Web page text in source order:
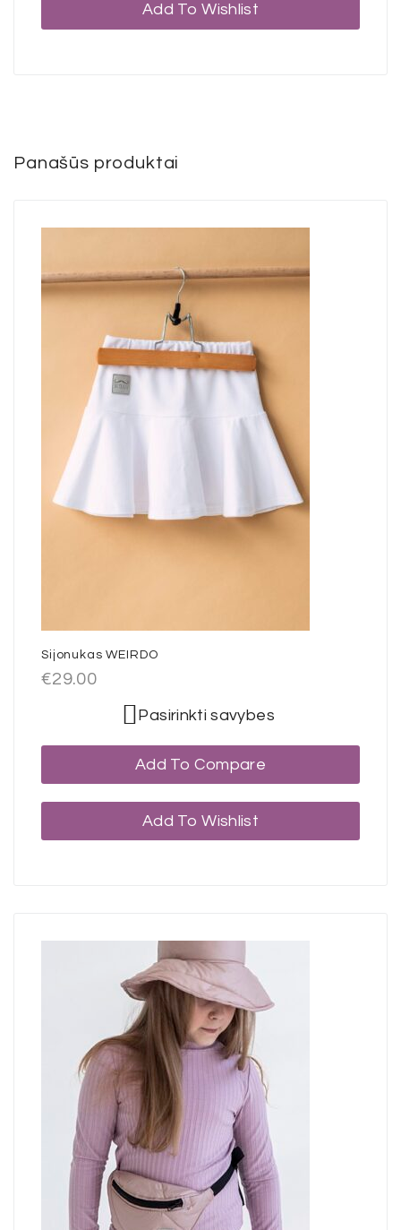
Add To Wishlist
Panašūs produktai
Sijonukas WEIRDO
€29.00
Pasirinkti savybes
Add To Compare
Add To Wishlist